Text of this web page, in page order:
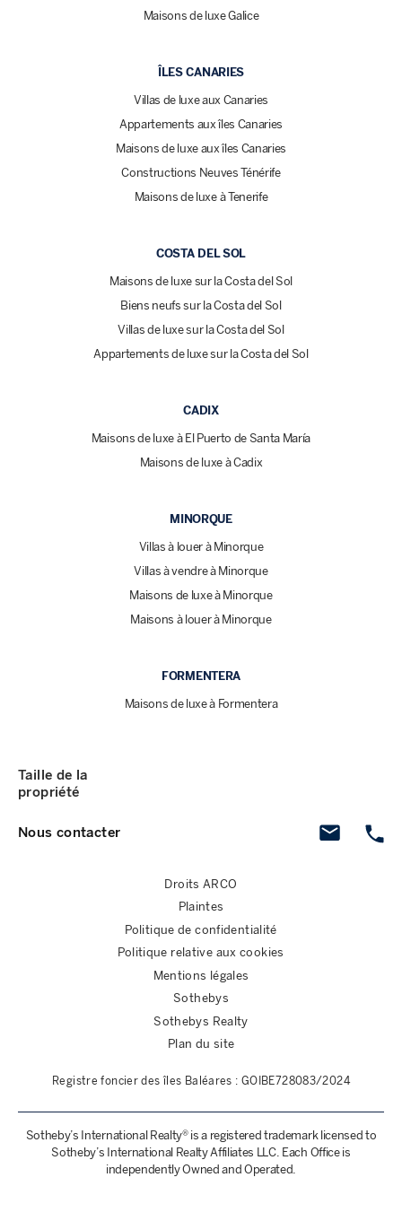
Maisons de luxe Galice
ÎLES CANARIES
Villas de luxe aux Canaries
Appartements aux îles Canaries
Maisons de luxe aux îles Canaries
Constructions Neuves Ténérife
Maisons de luxe à Tenerife
COSTA DEL SOL
Maisons de luxe sur la Costa del Sol
Biens neufs sur la Costa del Sol
Villas de luxe sur la Costa del Sol
Appartements de luxe sur la Costa del Sol
CADIX
Maisons de luxe à El Puerto de Santa María
Maisons de luxe à Cadix
MINORQUE
Villas à louer à Minorque
Villas à vendre à Minorque
Maisons de luxe à Minorque
Maisons à louer à Minorque
FORMENTERA
Maisons de luxe à Formentera
Nous contacter
Taille de la
propriété
Droits ARCO
Plaintes
Politique de confidentialité
Politique relative aux cookies
Mentions légales
Sothebys
Sothebys Realty
Plan du site
Registre foncier des îles Baléares : GOIBE728083/2024
Sotheby’s International Realty® is a registered trademark licensed to
Sotheby’s International Realty Affiliates LLC. Each Office is
independently Owned and Operated.